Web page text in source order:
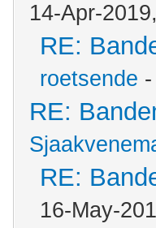
14-Apr-
RE:
roetsende
RE:
RE:
16-May-